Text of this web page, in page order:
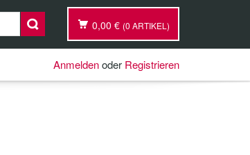
0,00 € (0 ARTIKEL)
Anmeldenoder Registrieren